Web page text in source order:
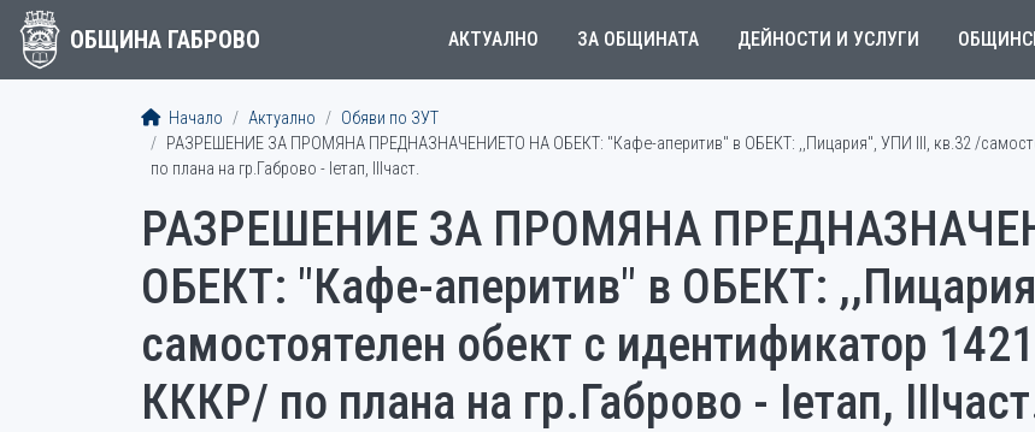
ОБЩИНА ГАБРОВО АКТУАЛНО ЗА ОБЩИНАТА ДЕЙНОСТИ И УСЛУГИ
Начало Актуално
Обяви по ЗУТ
РАЗРЕШЕНИЕ ЗА ПРОМЯНА ПРЕДНАЗНАЧЕНИЕТО НА ОБЕКТ: "Кафе-аперитив" в ОБЕКТ: ,,Пицария'', УПИ III, кв.32 /
по плана на гр.Габрово - Iетап, IIIчаст.
РАЗРЕШЕНИЕ ЗА ПРОМЯНА
ОБЕКТ: "Кафе-аперитив" в ОБЕКТ:
самостоятелен обект с идентификатор
КККР/ по плана на гр.Габрово - Iетап,